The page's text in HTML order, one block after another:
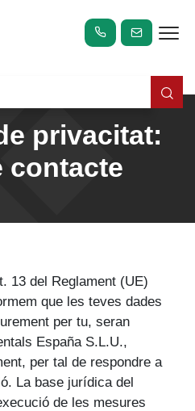
privacitat:
contacte
13 del Reglament (UE)
que les teves dades
per tu, seran
España S.L.U.,
per tal de respondre a
La base jurídica del
de les mesures